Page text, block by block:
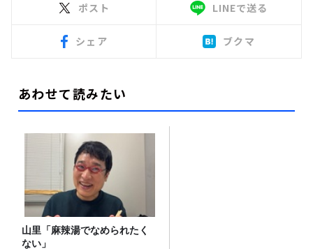
ポスト LINEで送る
シェア ブクマ
あわせて読みたい
山里「麻辣湯でなめられたく
ない」